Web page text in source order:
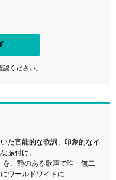
ください。
た官能的な歌詞、印象的なイ
振付け。
、艶のある歌声で唯一無二
ワールドワイドに